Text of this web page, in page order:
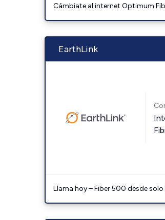
Cámbiate al internet Optimum
EarthLink
Llama hoy – Fiber 500 desde